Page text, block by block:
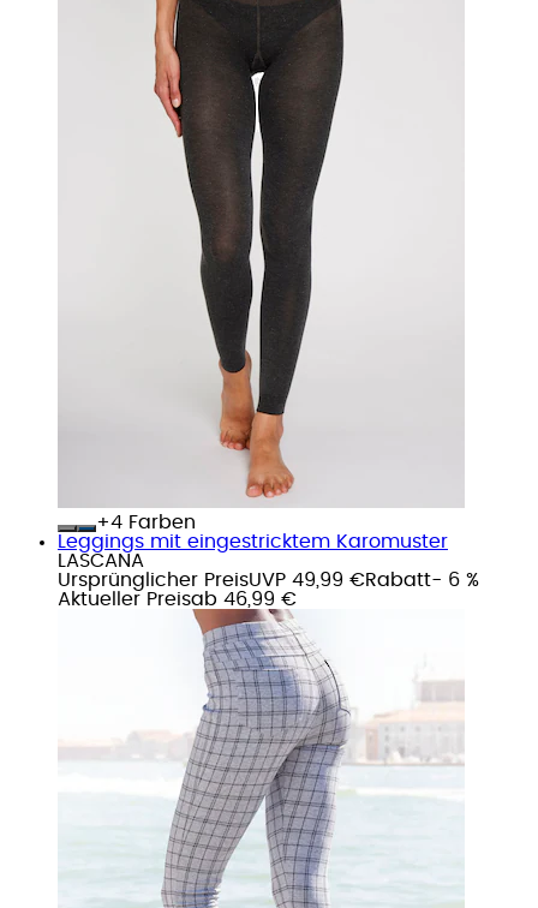
+
Farben
Leggings mit eingestricktem Karomuster
LASCANA
Ursprünglicher PreisUVP 49,99 €Rabatt- 6 %
Aktueller Preisab 46,99 €